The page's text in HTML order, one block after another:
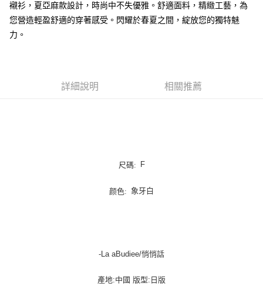
付款後全家純取貨
每筆NT$100，滿NT$1,000(含以上)免運費
襯衫，夏亞麻款設計，時尚中不失優雅。舒適面料，精緻工藝，為
您營造輕盈舒適的穿著感受。閃耀於春夏之間，綻放您的獨特魅
力。
詳細說明 相關推薦
尺碼: F
颜色: 象牙白
-La aBudiee/悄悄話
產地:中國 版型:日版